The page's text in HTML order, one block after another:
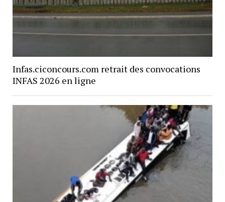
Infas.ciconcours.com retrait des convocations
INFAS 2026 en ligne